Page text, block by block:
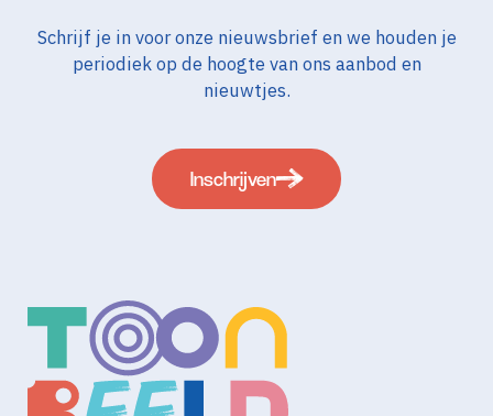
Schrijf je in voor onze nieuwsbrief en we houden je
periodiek op de hoogte van ons aanbod en
nieuwtjes.
Inschrijven